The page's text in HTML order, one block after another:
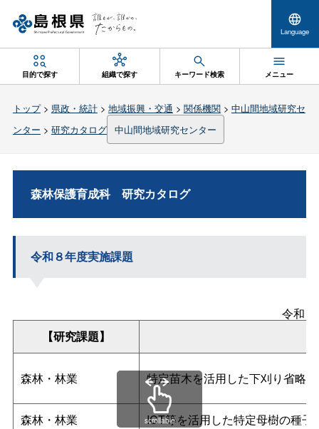
Language
目的で探す 組織で探す キーワード検索 メニュー
トップ> 県政・統計> 地域振興・交通 > 関係機関> 中山間地域研究セ
ンター > 研究カタログ 中山間地域研究センター
森林保護育成科 研究カタログ
令和８年度実施課題
令和
【研究課題】
森林・林業 特定苗木を活用した下刈り省略
森林・林業
ICT等を活用した特定母樹の種子
scrollable